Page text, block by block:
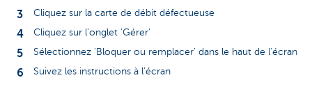
Cliquez sur la carte de débit défectueuse
Cliquez sur l’onglet 'Gérer'
Sélectionnez 'Bloquer ou remplacer' dans le haut de l'écran
Suivez les instructions à l’écran